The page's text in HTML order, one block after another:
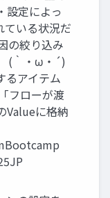
設定によっ
ている状況だ
の絞り込み
(｀・ω・´)
るアイテム
フローが渡
Valueに格納